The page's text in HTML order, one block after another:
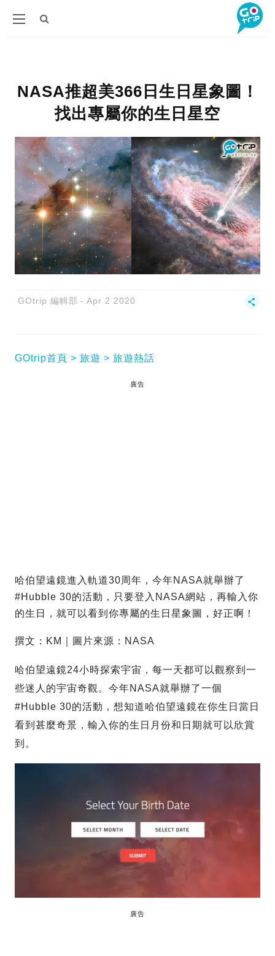
NASA推超美366日生日星象圖！
找出專屬你的生日星空
GOtrip 編輯部 Apr 2 2020
GOtrip首頁 旅遊 旅遊熱話
廣告
哈伯望遠鏡進入軌道30周年，今年NASA就舉辦了
#Hubble 30的活動，只要登入NASA網站，再輸入你
的生日，就可以看到你專屬的生日星象圖，好正啊！
撰文：KM｜圖片來源：NASA
哈伯望遠鏡24小時探索宇宙，每一天都可以觀察到一
些迷人的宇宙奇觀。今年NASA就舉辦了一個
#Hubble 30的活動，想知道哈伯望遠鏡在你生日當日
看到甚麼奇景，輸入你的生日月份和日期就可以欣賞
到。
廣告